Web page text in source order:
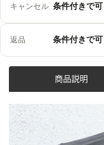
キャンセル 条件付きで可
返品 条件付きで可
商品説明